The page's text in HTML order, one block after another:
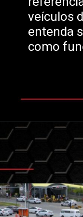
veículos
entenda
como